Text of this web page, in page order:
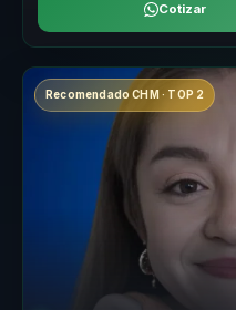
Cotizar
Recomendado CHM · TOP 2